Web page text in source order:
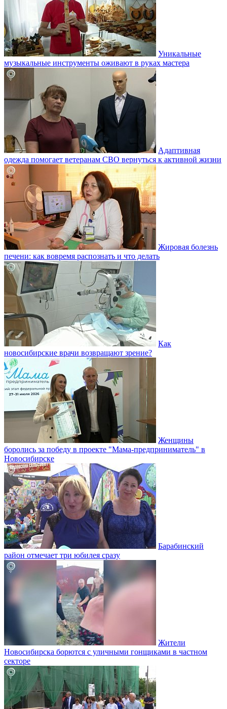
Уникальные
музыкальные инструменты оживают в руках мастера
Адаптивная
одежда помогает ветеранам СВО вернуться к активной жизни
Жировая болезнь
печени: как вовремя распознать и что делать
Как
новосибирские врачи возвращают зрение?
Женщины
боролись за победу в проекте "Мама-предприниматель" в
Новосибирске
Барабинский
район отмечает три юбилея сразу
Жители
Новосибирска борются с уличными гонщиками в частном
секторе